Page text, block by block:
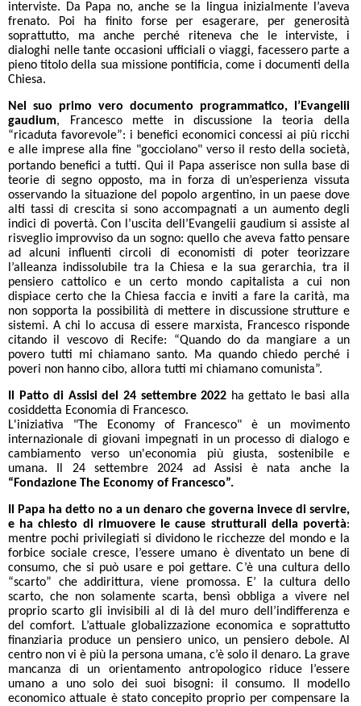
interviste. Da Papa no, anche se la lingua inizialmente l’aveva
frenato. Poi ha finito forse per esagerare, per generosità
soprattutto, ma anche perché riteneva che le interviste, i
dialoghi nelle tante occasioni ufficiali o viaggi, facessero parte a
pieno titolo della sua missione pontificia, come i documenti della
Chiesa.
Nel suo primo vero documento programmatico, l’Evangelii
gaudium, Francesco mette in discussione la teoria della
“ricaduta favorevole”: i benefici economici concessi ai più ricchi
e alle imprese alla fine "gocciolano" verso il resto della società,
portando benefici a tutti. Qui il Papa asserisce non sulla base di
teorie di segno opposto, ma in forza di un’esperienza vissuta
osservando la situazione del popolo argentino, in un paese dove
alti tassi di crescita si sono accompagnati a un aumento degli
indici di povertà. Con l’uscita dell’Evangelii gaudium si assiste al
risveglio improvviso da un sogno: quello che aveva fatto pensare
ad alcuni influenti circoli di economisti di poter teorizzare
l’alleanza indissolubile tra la Chiesa e la sua gerarchia, tra il
pensiero cattolico e un certo mondo capitalista a cui non
dispiace certo che la Chiesa faccia e inviti a fare la carità, ma
non sopporta la possibilità di mettere in discussione strutture e
sistemi. A chi lo accusa di essere marxista, Francesco risponde
citando il vescovo di Recife: “Quando do da mangiare a un
povero tutti mi chiamano santo. Ma quando chiedo perché i
poveri non hanno cibo, allora tutti mi chiamano comunista”.
Il Patto di Assisi del 24 settembre 2022 ha gettato le basi alla
cosiddetta Economia di Francesco.
L'iniziativa "The Economy of Francesco" è un movimento
internazionale di giovani impegnati in un processo di dialogo e
cambiamento verso un'economia più giusta, sostenibile e
umana. Il 24 settembre 2024 ad Assisi è nata anche la
“Fondazione The Economy of Francesco”.
Il Papa ha detto no a un denaro che governa invece di servire,
e ha chiesto di rimuovere le cause strutturali della povertà:
mentre pochi privilegiati si dividono le ricchezze del mondo e la
forbice sociale cresce, l’essere umano è diventato un bene di
consumo, che si può usare e poi gettare. C’è una cultura dello
“scarto” che addirittura, viene promossa. E’ la cultura dello
scarto, che non solamente scarta, bensì obbliga a vivere nel
proprio scarto gli invisibili al di là del muro dell’indifferenza e
del comfort. L’attuale globalizzazione economica e soprattutto
finanziaria produce un pensiero unico, un pensiero debole. Al
centro non vi è più la persona umana, c’è solo il denaro. La grave
mancanza di un orientamento antropologico riduce l’essere
umano a uno solo dei suoi bisogni: il consumo. Il modello
economico attuale è stato concepito proprio per compensare la